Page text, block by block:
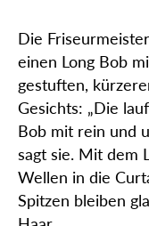
Die
einen Long Bob
gestuften,
Gesichts: „Die
Bob mit rein und
sagt sie. Mit dem
Wellen in die
Spitzen bleiben